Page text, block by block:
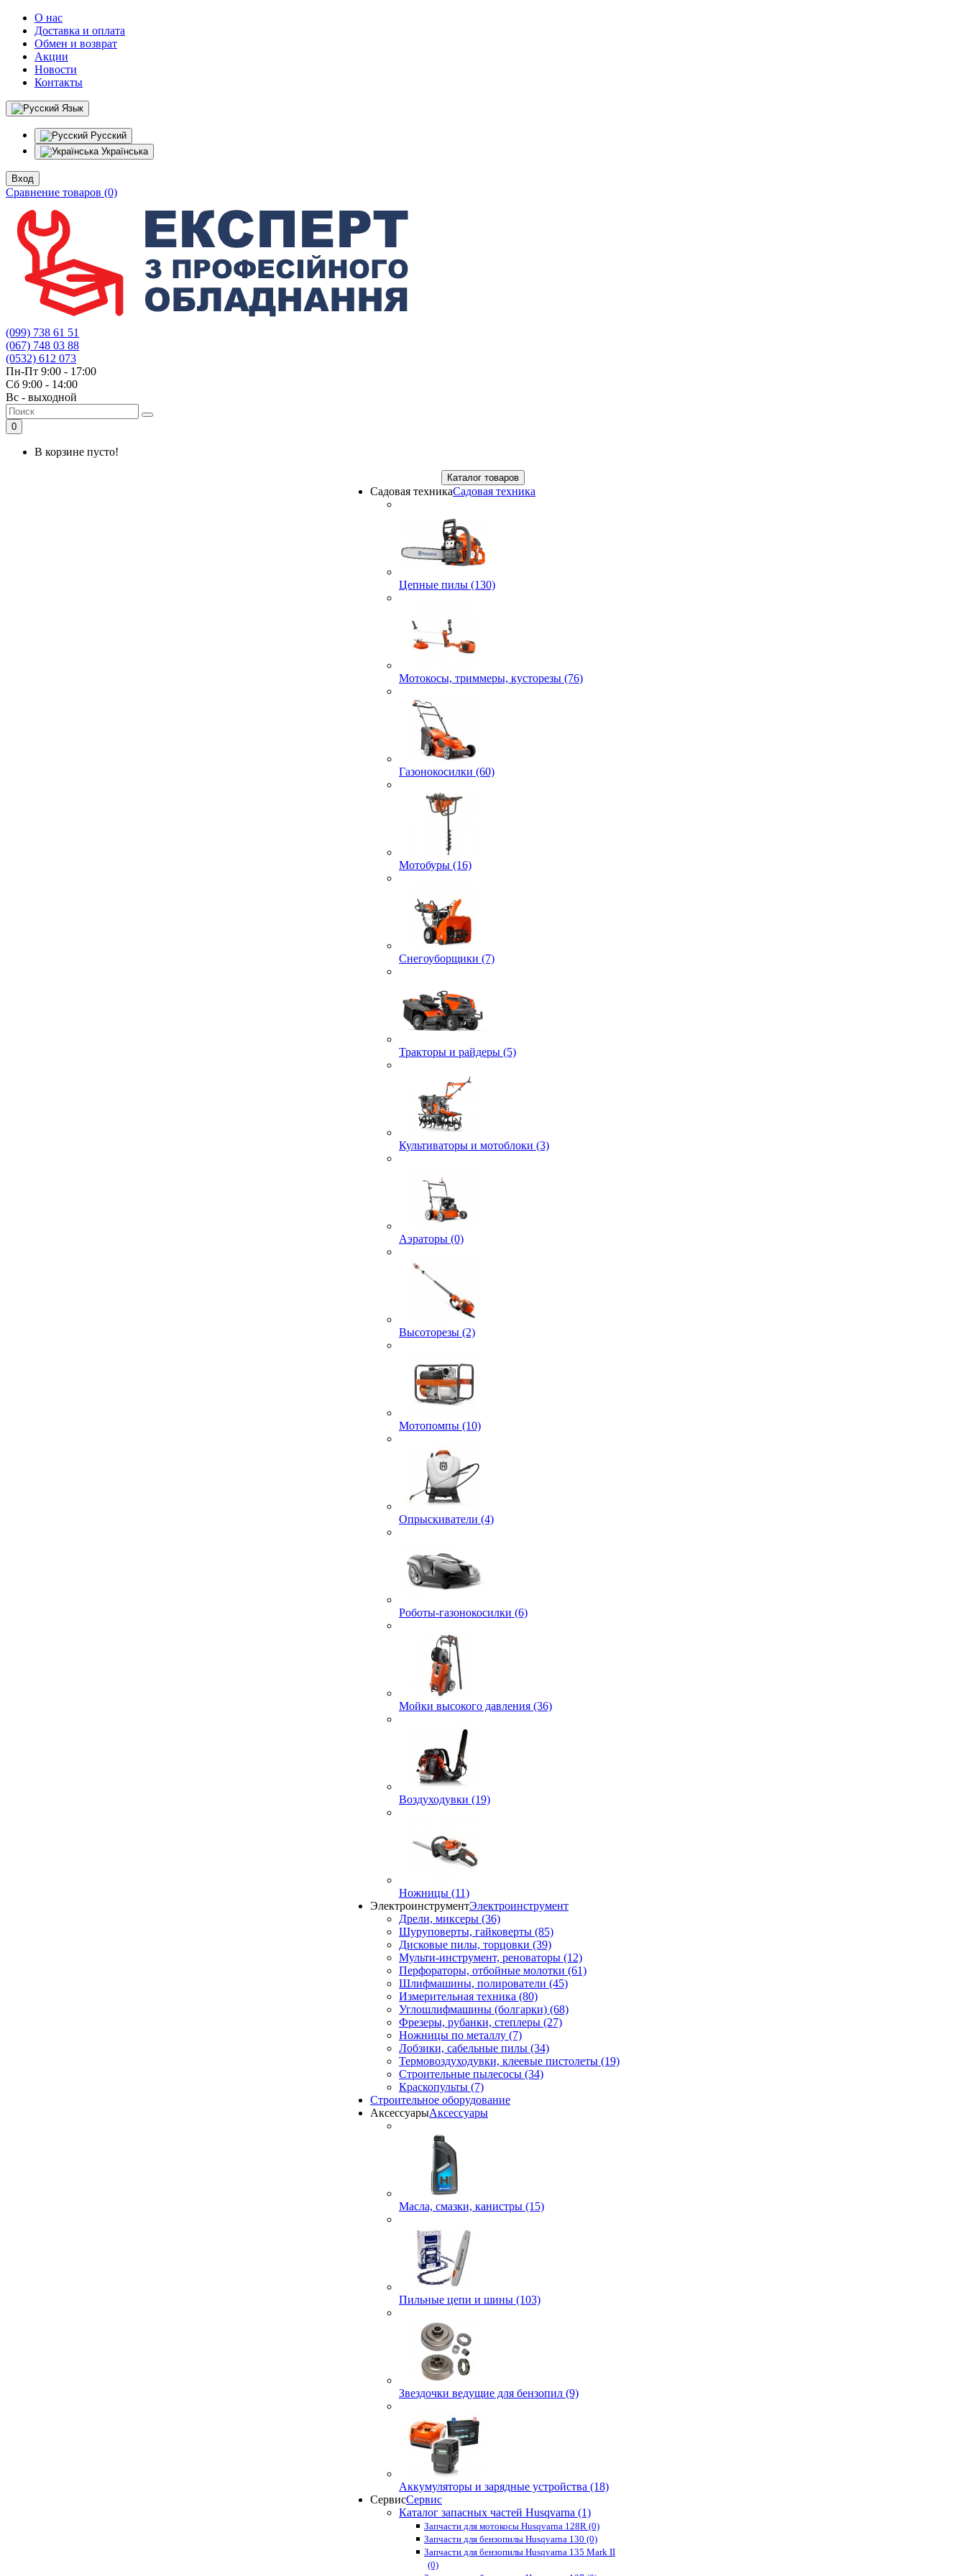
О нас
Доставка и оплата
Обмен и возврат
Акции
Новости
Контакты
Язык
Русский
Українська
Вход
Сравнение товаров (0)
(099) 738 61 51
(067) 748 03 88
(0532) 612 073
Пн-Пт 9:00 - 17:00
Сб 9:00 - 14:00
Вс - выходной
0
В корзине пусто!
Каталог товаров
Садовая техникаСадовая техника
Цепные пилы (130)
Мотокосы, триммеры, кусторезы (76)
Газонокосилки (60)
Мотобуры (16)
Снегоуборщики (7)
Тракторы и райдеры (5)
Культиваторы и мотоблоки (3)
Аэраторы (0)
Высоторезы (2)
Мотопомпы (10)
Опрыскиватели (4)
Роботы-газонокосилки (6)
Мойки высокого давления (36)
Воздуходувки (19)
Ножницы (11)
ЭлектроинструментЭлектроинструмент
Дрели, миксеры (36)
Шуруповерты, гайковерты (85)
Дисковые пилы, торцовки (39)
Мульти-инструмент, реноваторы (12)
Перфораторы, отбойные молотки (61)
Шлифмашины, полирователи (45)
Измерительная техника (80)
Углошлифмашины (болгарки) (68)
Фрезеры, рубанки, степлеры (27)
Ножницы по металлу (7)
Лобзики, сабельные пилы (34)
Термовоздуходувки, клеевые пистолеты (19)
Строительные пылесосы (34)
Краскопульты (7)
Строительное оборудование
АксессуарыАксессуары
Масла, смазки, канистры (15)
Пильные цепи и шины (103)
Звездочки ведущие для бензопил (9)
Аккумуляторы и зарядные устройства (18)
СервисСервис
Каталог запасных частей Husqvarna (1)
Запчасти для мотокосы Husqvarna 128R (0)
Запчасти для бензопилы Husqvarna 130 (0)
Запчасти для бензопилы Husqvarna 135 Mark II
(0)